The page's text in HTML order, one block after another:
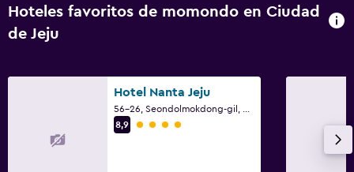
Masajes
Piscina
Habitación
Hoteles favoritos de momondo en Ciudad
de Jeju
Hotel Nanta Jeju
8,9
Categoría 4